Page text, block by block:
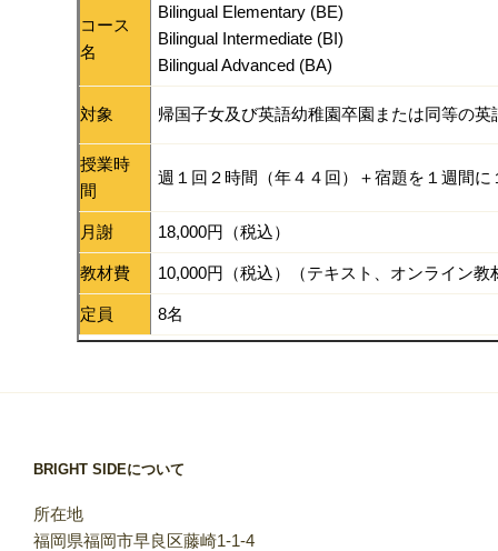
コース
名
Bilingual Elementary (BE)
Bilingual Intermediate (BI)
Bilingual Advanced (BA)
対象 帰国子女及び英語幼稚園卒園または同等の
授業時
間
週１回２時間（年４４回）＋宿題を１週間に
月謝 18,000円（税込）
教材費 10,000円（税込）（テキスト、オンライン教
定員 8名
BRIGHT SIDEについて
所在地
福岡県福岡市早良区藤崎1-1-4